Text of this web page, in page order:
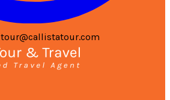
tour@callistatour.com